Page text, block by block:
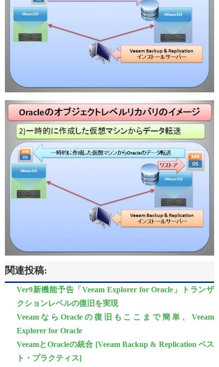
関連投稿:
Ver9新機能予告「Veeam Explorer for Oracle」トランザ
クションレベルの復旧を実現
VeeamならOracleの復旧もここまで簡単、Veeam
Explorer for Oracle
VeeamとOracleの統合 [Veeam Backup & Replication ベス
ト・プラクティス]